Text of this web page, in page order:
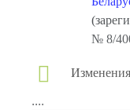
№ 8/
....